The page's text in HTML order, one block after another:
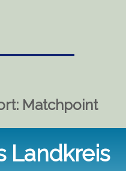
Matchpoint
Landkreis